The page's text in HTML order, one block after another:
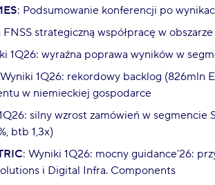
: Podsumowanie konferencji po
strategiczną współpracę w
1Q26: wyraźna poprawa wyników w
1Q26: rekordowy backlog (826mln
w niemieckiej gospodarce
silny wzrost zamówień w segmencie
btb 1,3x)
: Wyniki 1Q26: mocny guidance’26:
i Digital Infra. Components